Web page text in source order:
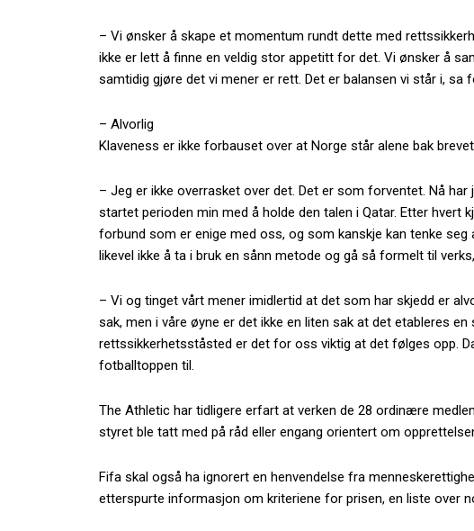
– Vi ønsker å skape et momentum rundt dette med
ikke er lett å finne en veldig stor appetitt for det. Vi ønsker å
samtidig gjøre det vi mener er rett. Det er balansen vi står i, sa
– Alvorlig
Klaveness er ikke forbauset over at Norge står alene bak
– Jeg er ikke overrasket over det. Det er som forventet. Nå
startet perioden min med å holde den talen i Qatar. Etter hvert
forbund som er enige med oss, og som kanskje kan tenke
likevel ikke å ta i bruk en sånn metode og gå så formelt til
– Vi og tinget vårt mener imidlertid at det som har skjedd er
sak, men i våre øyne er det ikke en liten sak at det etableres
rettssikkerhetsståsted er det for oss viktig at det følges opp.
fotballtoppen til.
The Athletic har tidligere erfart at verken de 28 ordinære
styret ble tatt med på råd eller engang orientert om
Fifa skal også ha ignorert en henvendelse fra
etterspurte informasjon om kriteriene for prisen, en liste over